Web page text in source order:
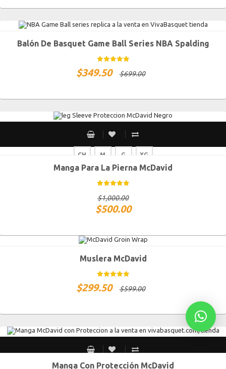
Balón De Basquet Game Ball Series NBA Spalding
$699.00
$349.50
CH M G XG
Manga Para La Pierna McDavid
$1,000.00
$500.00
Muslera McDavid
$599.00
$299.50
Manga Con Protección McDavid